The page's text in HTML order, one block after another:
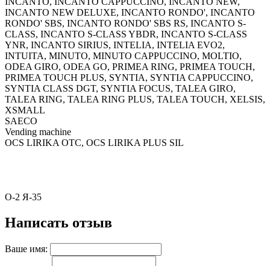
INCANTO NEW DELUXE, INCANTO RONDO', INCANTO
RONDO' SBS, INCANTO RONDO' SBS RS, INCANTO S-
CLASS, INCANTO S-CLASS YBDR, INCANTO S-CLASS
YNR, INCANTO SIRIUS, INTELIA, INTELIA EVO2,
INTUITA, MINUTO, MINUTO CAPPUCCINO, MOLTIO,
ODEA GIRO, ODEA GO, PRIMEA RING, PRIMEA TOUCH,
PRIMEA TOUCH PLUS, SYNTIA, SYNTIA CAPPUCCINO,
SYNTIA CLASS DGT, SYNTIA FOCUS, TALEA GIRO,
TALEA RING, TALEA RING PLUS, TALEA TOUCH, XELSIS,
XSMALL
SAECO
Vending machine
OCS LIRIKA OTC, OCS LIRIKA PLUS SIL
О-2 Я-35
Написать отзыв
Ваше имя: